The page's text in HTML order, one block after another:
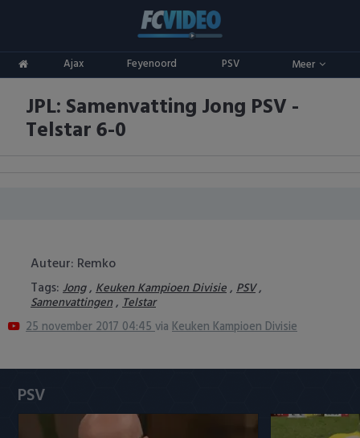
Ajax Feyenoord PSV Meer
ADO Den Haag
Ajax
FC Twente
FC Utrecht
Feyenoord
NAC Breda
Competities
Eredivisie
Vrouwenvoetbal
Champions League
Europa League
Oranje
JPL: Samenvatting Jong PSV -
Telstar 6-0
Auteur: Remko
Tags: Jong, Keuken Kampioen Divisie, PSV,
Samenvattingen, Telstar
25 november 2017 04:45via Keuken Kampioen Divisie
PSV